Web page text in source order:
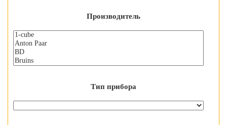
Производитель
Тип прибора